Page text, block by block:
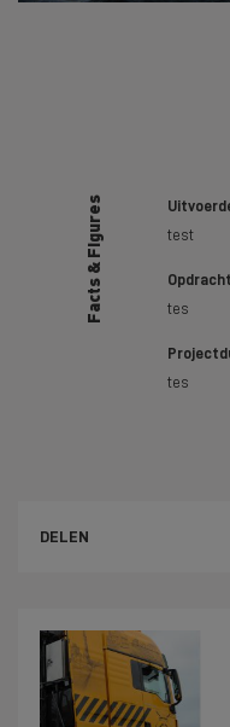
Facts & Figures
test
tes
tes
DELEN